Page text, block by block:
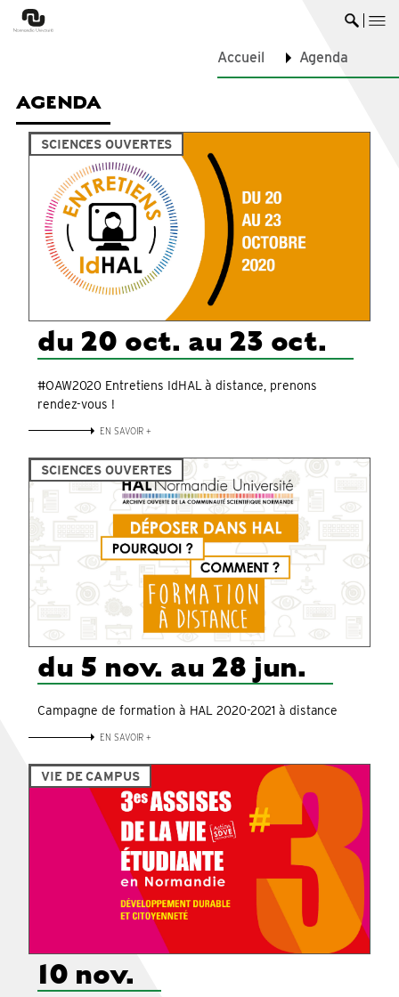
Accueil Agenda
AGENDA
SCIENCES OUVERTES
du 20 oct. au 23 oct.
#OAW2020 Entretiens IdHAL à distance, prenons
rendez-vous !
EN SAVOIR +
SCIENCES OUVERTES
du 5 nov. au 28 jun.
Campagne de formation à HAL 2020-2021 à distance
EN SAVOIR +
VIE DE CAMPUS
10 nov.